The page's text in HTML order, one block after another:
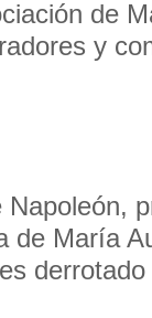
de
y
de María